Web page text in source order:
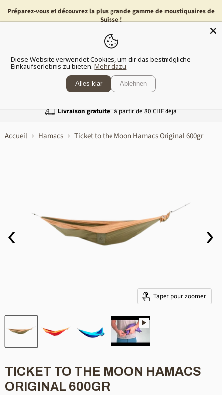
Préparez-vous et découvrez la plus grande gamme de moustiquaires de
Suisse !
Menu
Livraison gratuite à partir de 80 CHF déjà
Accueil Hamacs Ticket to the Moon Hamacs Original 600gr
Taper pour zoomer
TICKET TO THE MOON HAMACS
ORIGINAL 600GR
Diese Website verwendet Cookies, um dir das bestmögliche
Einkaufserlebnis zu bieten. Mehr dazu
Alles klar Ablehnen